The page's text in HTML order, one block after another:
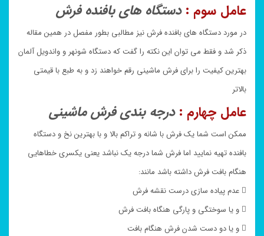
عامل سوم : دستگاه های بافنده فرش
در مورد دستگاه های بافنده فرش نیز مطالبی بطور مفصل در همین مقاله
ذکر شد و فقط می توان این نکته را گفت که دستگاه شونهر و واندویل آلمان
بهترین کیفیت را برای فرش ماشینی رقم خواهند زد و به طبع با قیمتی
بالاتر
عامل چهارم : درجه بندی فرش ماشینی
ممکن است شما یک فرش با شانه و تراکم بالا و با بهترین نخ و دستگاه
بافنده تهیه نمایید اما فرش شما درجه یک نباشد یعنی یکسری خطاهایی
هنگام بافت فرش داشته باشد مانند:
 عدم پیاده سازی درست نقشه فرش
 و یا سوختگی و پارگی هنگاه بافت فرش
 و یا دو دست شدن فرش هنگام بافت